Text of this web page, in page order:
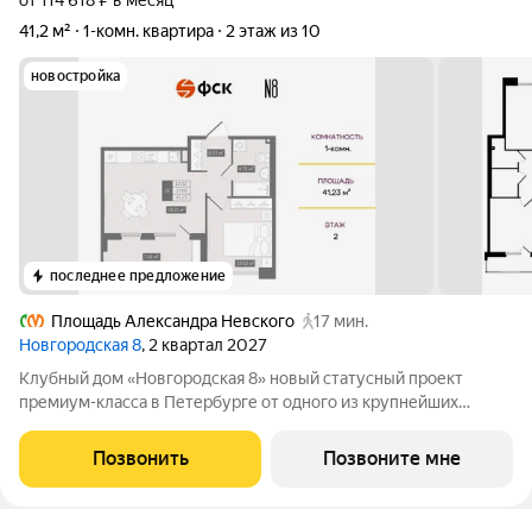
41,2 м²
1-комн. квартира 2 этаж из 10
новостройка
последнее предложение
Площадь Александра Невского
17 мин.
Новгородская 8, 2 квартал 2027
Клубный дом «Новгородская 8» новый статусный проект
премиум-класса в Петербурге от одного из крупнейших
Новгородской улице в районе со сложившейся
инфраструктурой, в непосредственной близости
Позвонить Позвоните мне